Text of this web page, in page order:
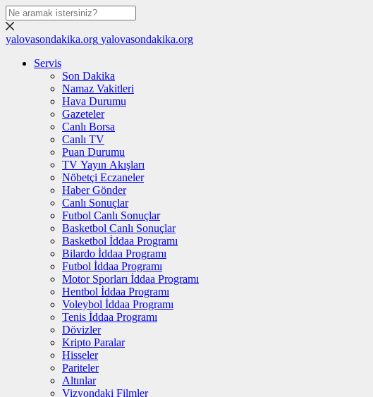
yalovasondakika.org yalovasondakika.org
Servis
Son Dakika
Namaz Vakitleri
Hava Durumu
Gazeteler
Canlı Borsa
Canlı TV
Puan Durumu
TV Yayın Akışları
Nöbetçi Eczaneler
Haber Gönder
Canlı Sonuçlar
Futbol Canlı Sonuçlar
Basketbol Canlı Sonuçlar
Basketbol İddaa Programı
Bilardo İddaa Programı
Futbol İddaa Programı
Motor Sporları İddaa Programı
Hentbol İddaa Programı
Voleybol İddaa Programı
Tenis İddaa Programı
Dövizler
Kripto Paralar
Hisseler
Pariteler
Altınlar
Vizyondaki Filmler